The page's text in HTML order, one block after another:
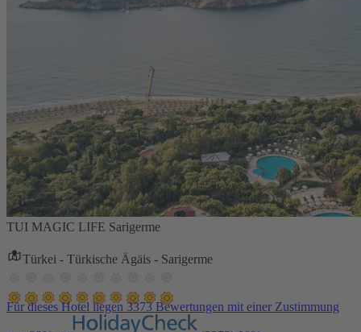
TUI MAGIC LIFE Sarigerme
Türkei - Türkische Ägäis - Sarigerme
Für dieses Hotel liegen 3373 Bewertungen mit einer Zustimmung